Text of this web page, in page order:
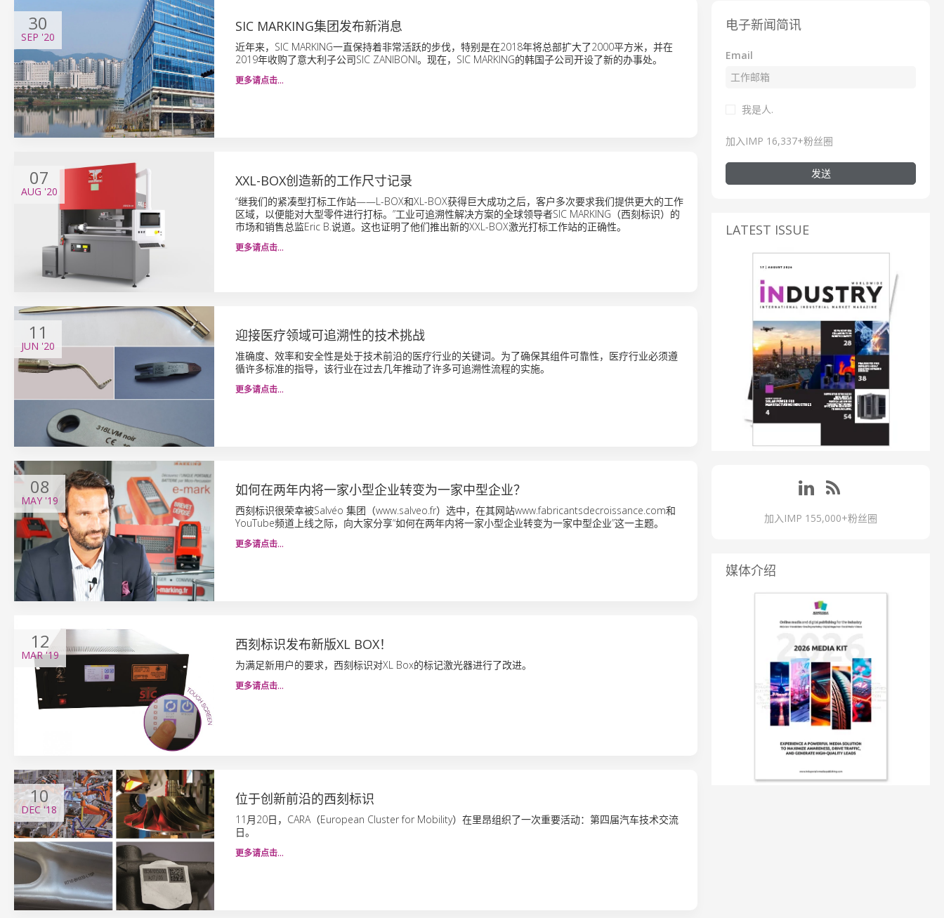
30
SEP '20
SIC MARKING集团发布新消息
近年来，SIC MARKING一直保持着非常活跃的步伐，特别是在2018年将总部扩大了2000平方米，并在
2019年收购了意大利子公司SIC ZANIBONI。现在，SIC MARKING的韩国子公司开设了新的办事处。
更多请点击…
07
AUG '20
XXL-BOX创造新的工作尺寸记录
“继我们的紧凑型打标工作站——L-BOX和XL-BOX获得巨大成功之后，客户多次要求我们提供更大的工作
区域，以便能对大型零件进行打标。”工业可追溯性解决方案的全球领导者SIC MARKING（西刻标识）的
市场和销售总监Eric B.说道。这也证明了他们推出新的XXL-BOX激光打标工作站的正确性。
更多请点击…
11
JUN '20
迎接医疗领域可追溯性的技术挑战
准确度、效率和安全性是处于技术前沿的医疗行业的关键词。为了确保其组件可靠性，医疗行业必须遵
循许多标准的指导，该行业在过去几年推动了许多可追溯性流程的实施。
更多请点击…
08
MAY '19
如何在两年内将一家小型企业转变为一家中型企业？
西刻标识很荣幸被Salvéo 集团（www.salveo.fr）选中，在其网站www.fabricantsdecroissance.com和
YouTube频道上线之际，向大家分享“如何在两年内将一家小型企业转变为一家中型企业”这一主题。
更多请点击…
12
MAR'19
西刻标识发布新版XL BOX！
为满足新用户的要求，西刻标识对XL Box的标记激光器进行了改进。
更多请点击…
10
DEC'18
位于创新前沿的西刻标识
11月20日，CARA（European Cluster for Mobility）在里昂组织了一次重要活动：第四届汽车技术交流
日。
更多请点击…
电子新闻简讯
Email
我是人.
加入IMP 16,337+粉丝圈
发送
LATEST ISSUE
加入IMP 155,000+粉丝圈
媒体介绍